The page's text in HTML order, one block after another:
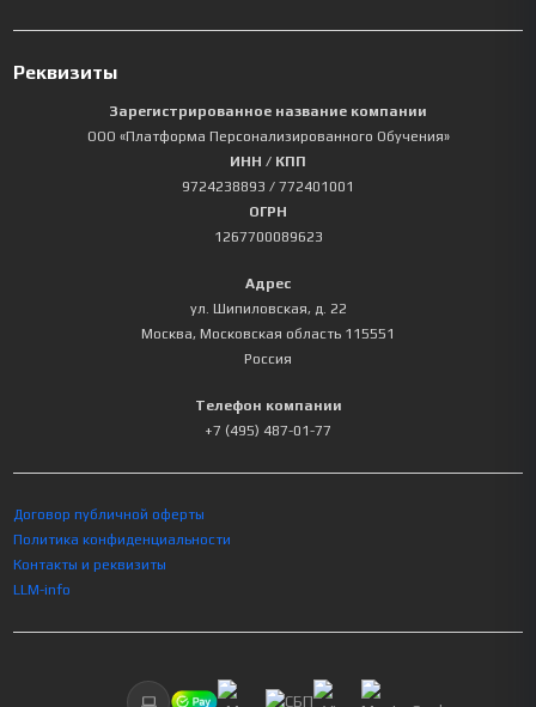
Реквизиты
Зарегистрированное название компании
ООО «Платформа Персонализированного Обучения»
ИНН / КПП
9724238893 / 772401001
ОГРН
1267700089623
Адрес
ул. Шипиловская, д. 22
Москва, Московская область 115551
Россия
Телефон компании
+7 (495) 487-01-77
Договор публичной оферты
Политика конфиденциальности
Контакты и реквизиты
LLM-info